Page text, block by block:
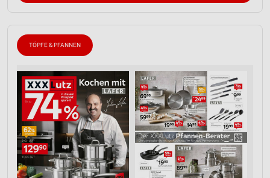
TÖPFE & PFANNEN